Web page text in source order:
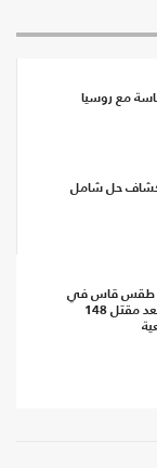
مع روسيا
حل شامل
طقس قاس في
أفغانستان بعد مقتل 148